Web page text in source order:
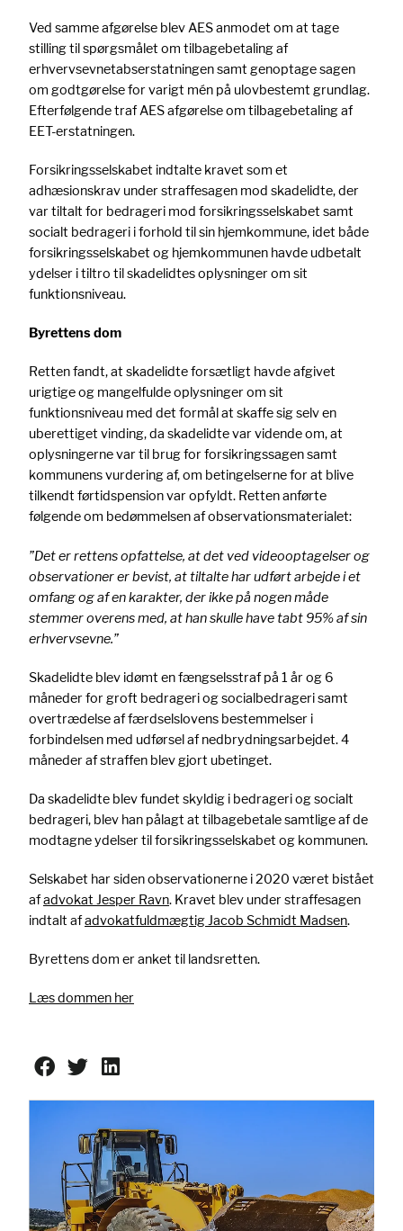
Ved samme afgørelse blev AES anmodet om at tage
stilling til spørgsmålet om tilbagebetaling af
erhvervsevnetabserstatningen samt genoptage sagen
om godtgørelse for varigt mén på ulovbestemt grundlag.
Efterfølgende traf AES afgørelse om tilbagebetaling af
EET-erstatningen.
Forsikringsselskabet indtalte kravet som et
adhæsionskrav under straffesagen mod skadelidte, der
var tiltalt for bedrageri mod forsikringsselskabet samt
socialt bedrageri i forhold til sin hjemkommune, idet både
forsikringsselskabet og hjemkommunen havde udbetalt
ydelser i tiltro til skadelidtes oplysninger om sit
funktionsniveau.
Byrettens dom
Retten fandt, at skadelidte forsætligt havde afgivet
urigtige og mangelfulde oplysninger om sit
funktionsniveau med det formål at skaffe sig selv en
uberettiget vinding, da skadelidte var vidende om, at
oplysningerne var til brug for forsikringssagen samt
kommunens vurdering af, om betingelserne for at blive
tilkendt førtidspension var opfyldt. Retten anførte
følgende om bedømmelsen af observationsmaterialet:
”Det er rettens opfattelse, at det ved videooptagelser og
observationer er bevist, at tiltalte har udført arbejde i et
omfang og af en karakter, der ikke på nogen måde
stemmer overens med, at han skulle have tabt 95% af sin
erhvervsevne.”
Skadelidte blev idømt en fængselsstraf på 1 år og 6
måneder for groft bedrageri og socialbedrageri samt
overtrædelse af færdselslovens bestemmelser i
forbindelsen med udførsel af nedbrydningsarbejdet. 4
måneder af straffen blev gjort ubetinget.
Da skadelidte blev fundet skyldig i bedrageri og socialt
bedrageri, blev han pålagt at tilbagebetale samtlige af de
modtagne ydelser til forsikringsselskabet og kommunen.
Selskabet har siden observationerne i 2020 været bistået
afadvokat Jesper Ravn. Kravet blev under straffesagen
indtalt afadvokatfuldmægtig Jacob Schmidt Madsen.
Byrettens dom er anket til landsretten.
Læs dommen her